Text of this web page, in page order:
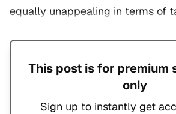
equally unappealing in terms of
This post is for premium
only
Sign up to instantly get